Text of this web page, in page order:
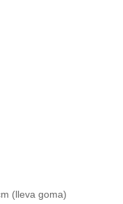
(lleva goma)